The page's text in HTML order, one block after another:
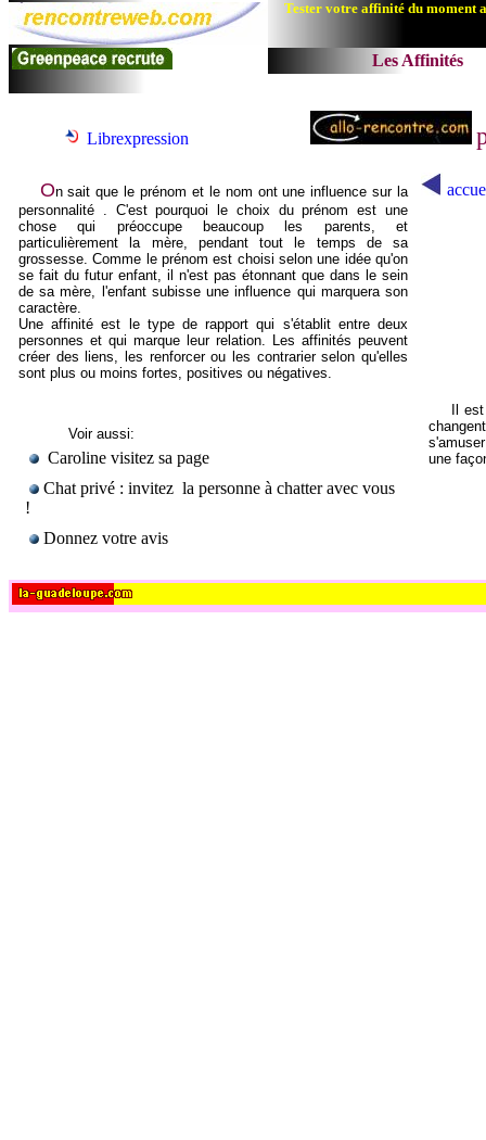
Tester votre affinité du moment
Les Affinités
Librexpression
On sait que le prénom et le nom ont une influence sur la
personnalité . C'est pourquoi le choix du prénom est une
chose qui préoccupe beaucoup les parents, et
particulièrement la mère, pendant tout le temps de sa
grossesse. Comme le prénom est choisi selon une idée qu'on
se fait du futur enfant, il n'est pas étonnant que dans le sein
de sa mère, l'enfant subisse une influence qui marquera son
caractère.
Une affinité est le type de rapport qui s'établit entre deux
personnes et qui marque leur relation. Les affinités peuvent
créer des liens, les renforcer ou les contrarier selon qu'elles
sont plus ou moins fortes, positives ou négatives.
Voir aussi:
Caroline visitez sa page
Chat privé : invitez la personne à chatter avec vous
!
Donnez votre avis
Il
une